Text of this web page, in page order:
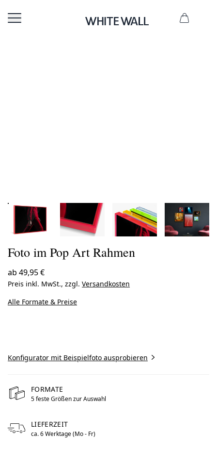
Foto im Pop Art Rahmen
ab 49,95 €
Preis inkl. MwSt., zzgl. Versandkosten
Alle Formate & Preise
Konfigurator mit Beispielfoto ausprobieren
FORMATE
5 feste Größen zur Auswahl
LIEFERZEIT
ca. 6 Werktage (Mo - Fr)